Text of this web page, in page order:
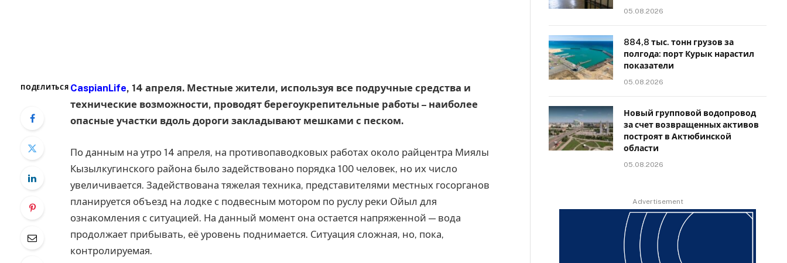
ПОДЕЛИТЬСЯ CaspianLife, 14 апреля. Местные жители, используя все подручные средства и
технические возможности, проводят берегоукрепительные работы – наиболее
опасные участки вдоль дороги закладывают мешками с песком.
По данным на утро 14 апреля, на противопаводковых работах около райцентра Миялы
Кызылкугинского района было задействовано порядка 100 человек, но их число
увеличивается. Задействована тяжелая техника, представителями местных госорганов
планируется объезд на лодке с подвесным мотором по руслу реки Ойыл для
ознакомления с ситуацией. На данный момент она остается напряженной — вода
продолжает прибывать, её уровень поднимается. Ситуация сложная, но, пока,
контролируемая.
05.08.2026
884,8 тыс. тонн грузов за
полгода: порт Курык нарастил
показатели
05.08.2026
Новый групповой водопровод
за счет возвращенных активов
построят в Актюбинской
области
05.08.2026
Advertisement